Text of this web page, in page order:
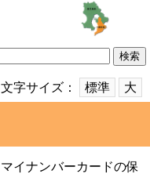
文字サイズ：
標準 大
マイナンバーカードの保